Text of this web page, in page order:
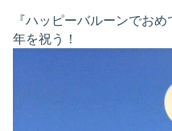
『ハッピーバルーンでお
年を祝う！